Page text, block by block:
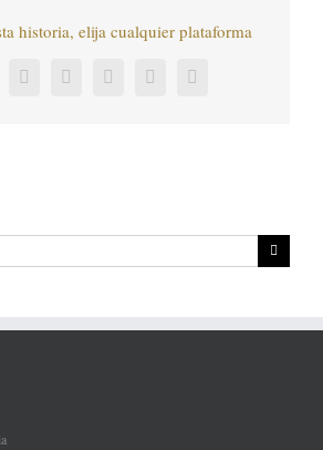
historia, elija cualquier plataforma
Reddit Tumblr Pinterest